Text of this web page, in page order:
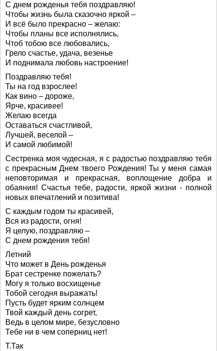
С днем рожденья тебя поздравляю!
Чтобы жизнь была сказочно яркой –
И всё было прекрасно – желаю:
Чтобы планы все исполнялись,
Чтоб тобою все любовались,
Грело счастье, удача, везенье
И поднимала любовь настроение!
Поздравляю тебя!
Ты на год взрослее!
Как вино – дороже,
Ярче, красивее!
Желаю всегда
Оставаться счастливой,
Лучшей, веселой –
И самой любимой!
Сестренка моя чудесная, я с радостью поздравляю тебя
с прекрасным Днем твоего Рождения! Ты у меня самая
неповторимая и прекрасная, воплощение добра и
обаяния! Счастья тебе, радости, яркой жизни - полной
новых впечатлений и позитива!
С каждым годом ты красивей,
Вся из радости, огня!
Я целую, поздравляю –
С днем рождения тебя!
Летний
Что может в День рожденья
Брат сестренке пожелать?
Могу я только восхищенье
Тобой сегодня выражать!
Пусть будет ярким солнцем
Твой каждый день согрет,
Ведь в целом мире, безусловно
Тебе ни в чем соперниц нет!
Т.Так